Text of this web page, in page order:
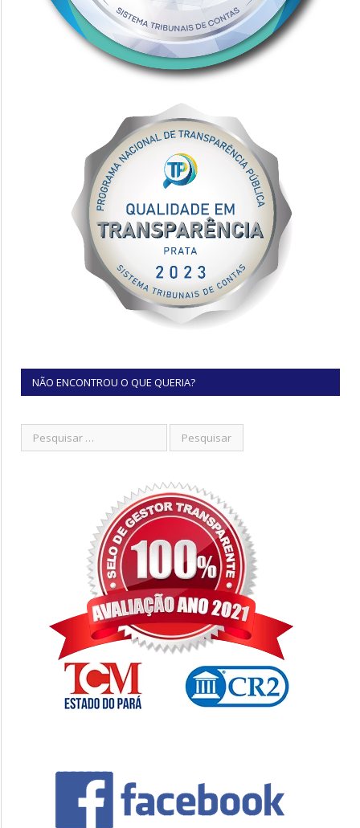
NÃO ENCONTROU O QUE QUERIA?